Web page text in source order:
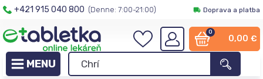
+421 915 040 800 (Denne: 7:00-21:00) Doprava a platba
0
0,00 €